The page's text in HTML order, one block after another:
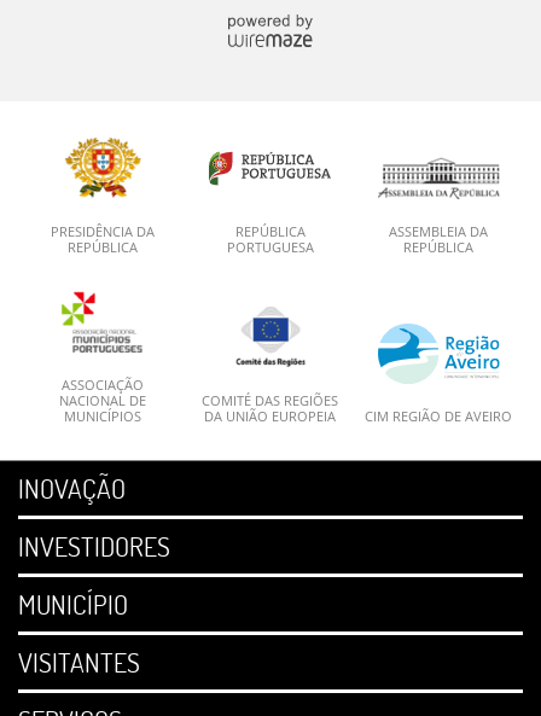
PRESIDÊNCIA DA
REPÚBLICA
REPÚBLICA
PORTUGUESA
ASSEMBLEIA DA
REPÚBLICA
ASSOCIAÇÃO
NACIONAL DE
MUNICÍPIOS
COMITÉ DAS REGIÕES
DA UNIÃO EUROPEIA
CIM REGIÃO DE AVEIRO
INOVAÇÃO
INVESTIDORES
MUNICÍPIO
VISITANTES